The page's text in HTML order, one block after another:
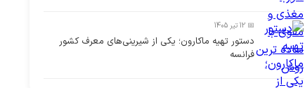
📅 12 تیر 1405
دستور تهیه ماکارون؛ یکی از شیرینی‌های معرف کشور
فرانسه